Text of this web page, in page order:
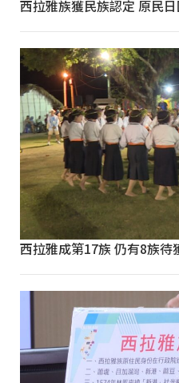
西拉雅族獲民族認定 原民
西拉雅成第17族 仍有8族待